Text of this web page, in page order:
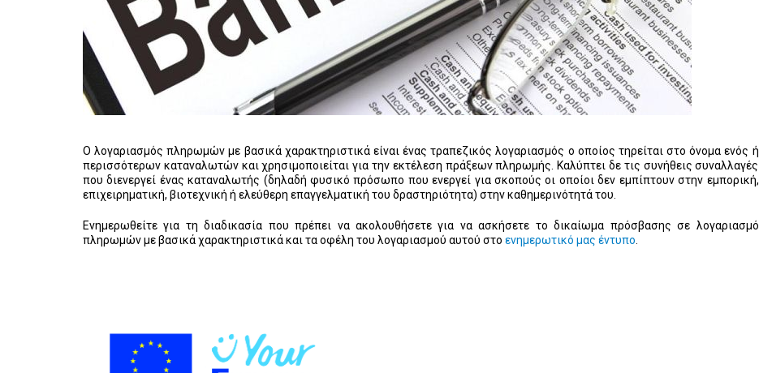
Ο λογαριασμός πληρωμών με βασικά χαρακτηριστικά είναι ένας τραπεζικός λογαριασμός ο οποίος τηρείται στο όνομα ενός ή
περισσότερων καταναλωτών και χρησιμοποιείται για την εκτέλεση πράξεων πληρωμής. Καλύπτει δε τις συνήθεις συναλλαγές
που διενεργεί ένας καταναλωτής (δηλαδή φυσικό πρόσωπο που ενεργεί για σκοπούς οι οποίοι δεν εμπίπτουν στην εμπορική,
επιχειρηματική, βιοτεχνική ή ελεύθερη επαγγελματική του δραστηριότητα) στην καθημερινότητά του.
Ενημερωθείτε για τη διαδικασία που πρέπει να ακολουθήσετε για να ασκήσετε το δικαίωμα πρόσβασης σε λογαριασμό
πληρωμών με βασικά χαρακτηριστικά και τα οφέλη του λογαριασμού αυτού στο ενημερωτικό μας έντυπο